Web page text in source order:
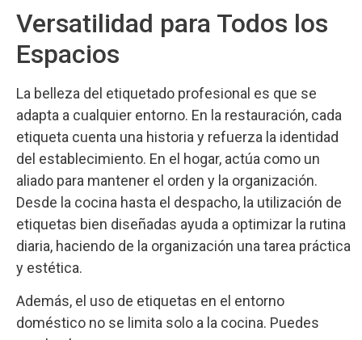
Versatilidad para Todos los
Espacios
La belleza del etiquetado profesional es que se
adapta a cualquier entorno. En la restauración, cada
etiqueta cuenta una historia y refuerza la identidad
del establecimiento. En el hogar, actúa como un
aliado para mantener el orden y la organización.
Desde la cocina hasta el despacho, la utilización de
etiquetas bien diseñadas ayuda a optimizar la rutina
diaria, haciendo de la organización una tarea práctica
y estética.
Además, el uso de etiquetas en el entorno
doméstico no se limita solo a la cocina. Puedes